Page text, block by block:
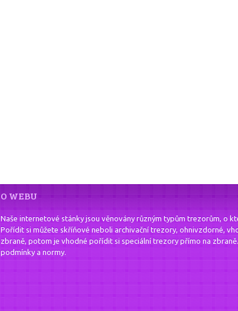
O WEBU
Naše internetové stánky jsou věnovány různým typům trezorům, o
Pořídit si můžete skříňové neboli archivační trezory, ohnivzdorné,
zbraně, potom je vhodné pořídit si speciální trezory přímo na
podmínky a normy.